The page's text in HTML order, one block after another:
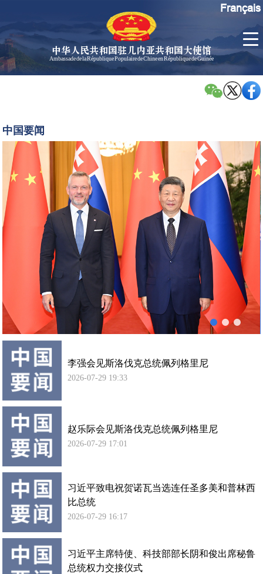
中华人民共和国驻几内亚共和国大使馆
Ambassade de la République Populaire de Chine en République de Guinée
孙勇大
孙勇大
使简历
中国历
任驻几
内亚大
使
息
使馆领
导及部
门负责
联系方
了
解
Français
中国要闻
近
平
同
斯
洛
尼
会
谈
李强会见斯洛伐克总统佩列格里尼
2026-07-29 19:33
赵乐际会见斯洛伐克总统佩列格里尼
2026-07-29 17:01
习近平致电祝贺诺瓦当选连任圣多美和普林西
比总统
2026-07-29 16:17
习近平主席特使、科技部部长阴和俊出席秘鲁
总统权力交接仪式